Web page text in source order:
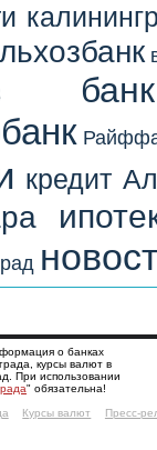
кредит
о банках
курсы валют в
При использовании
" обязательна!
Курсы валют Пресс-